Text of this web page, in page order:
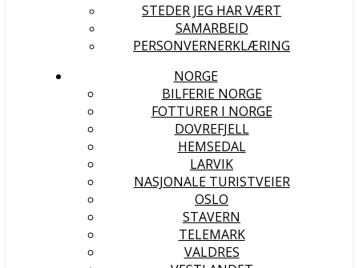
STEDER JEG HAR VÆRT
SAMARBEID
PERSONVERNERKLÆRING
NORGE
BILFERIE NORGE
FOTTURER I NORGE
DOVREFJELL
HEMSEDAL
LARVIK
NASJONALE TURISTVEIER
OSLO
STAVERN
TELEMARK
VALDRES